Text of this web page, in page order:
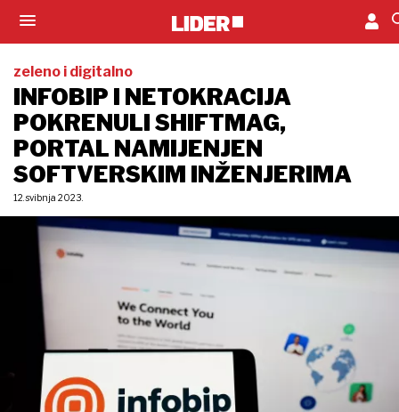
zeleno i digitalno
INFOBIP I NETOKRACIJA
POKRENULI SHIFTMAG,
PORTAL NAMIJENJEN
SOFTVERSKIM INŽENJERIMA
12. svibnja 2023.